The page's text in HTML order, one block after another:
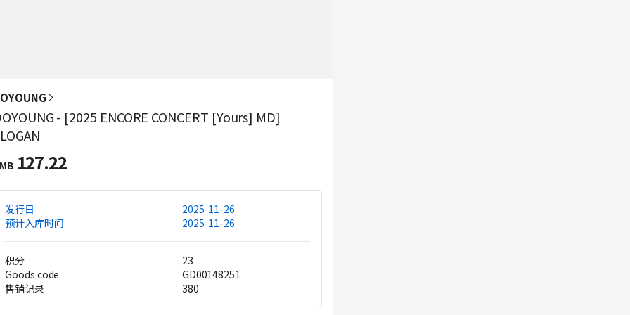
- [2025 ENCORE CONCERT [Yours] MD]
127.22
发行日
2025-11-26
预计入库时间
2025-11-26
积分
23
Goods code
GD00148251
售销记录
380